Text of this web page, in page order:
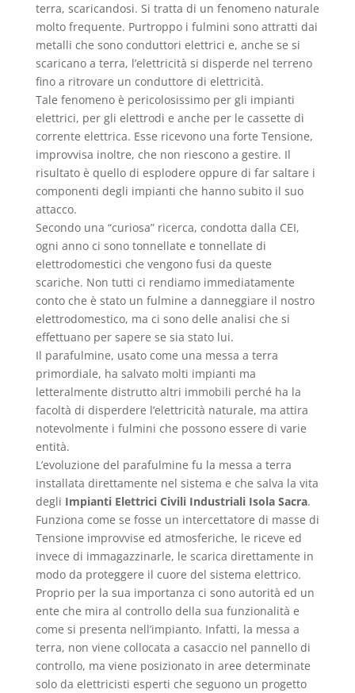
terra, scaricandosi. Si tratta di un fenomeno naturale
molto frequente. Purtroppo i fulmini sono attratti dai
metalli che sono conduttori elettrici e, anche se si
scaricano a terra, l’elettricità si disperde nel terreno
fino a ritrovare un conduttore di elettricità.
Tale fenomeno è pericolosissimo per gli impianti
elettrici, per gli elettrodi e anche per le cassette di
corrente elettrica. Esse ricevono una forte Tensione,
improvvisa inoltre, che non riescono a gestire. Il
risultato è quello di esplodere oppure di far saltare i
componenti degli impianti che hanno subito il suo
attacco.
Secondo una “curiosa” ricerca, condotta dalla CEI,
ogni anno ci sono tonnellate e tonnellate di
elettrodomestici che vengono fusi da queste
scariche. Non tutti ci rendiamo immediatamente
conto che è stato un fulmine a danneggiare il nostro
elettrodomestico, ma ci sono delle analisi che si
effettuano per sapere se sia stato lui.
Il parafulmine, usato come una messa a terra
primordiale, ha salvato molti impianti ma
letteralmente distrutto altri immobili perché ha la
facoltà di disperdere l’elettricità naturale, ma attira
notevolmente i fulmini che possono essere di varie
entità.
L’evoluzione del parafulmine fu la messa a terra
installata direttamente nel sistema e che salva la vita
degli Impianti Elettrici Civili Industriali Isola Sacra.
Funziona come se fosse un intercettatore di masse di
Tensione improvvise ed atmosferiche, le riceve ed
invece di immagazzinarle, le scarica direttamente in
modo da proteggere il cuore del sistema elettrico.
Proprio per la sua importanza ci sono autorità ed un
ente che mira al controllo della sua funzionalità e
come si presenta nell’impianto. Infatti, la messa a
terra, non viene collocata a casaccio nel pannello di
controllo, ma viene posizionato in aree determinate
solo da elettricisti esperti che seguono un progetto